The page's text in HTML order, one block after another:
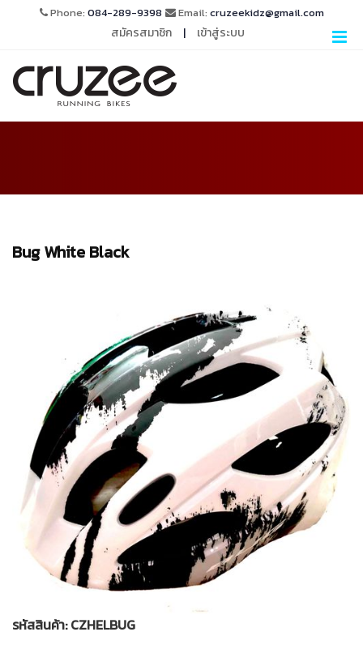
Phone: 084-289-9398 Email: cruzeekidz@gmail.com
สมัครสมาชิก | เข้าสู่ระบบ
Bug White Black
รหัสสินค้า: CZHELBUG